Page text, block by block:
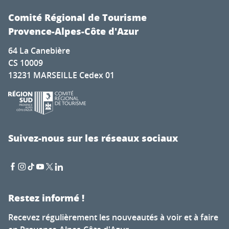
Comité Régional de Tourisme
Provence-Alpes-Côte d'Azur
64 La Canebière
CS 10009
13231 MARSEILLE Cedex 01
Suivez-nous sur les réseaux sociaux
Restez informé !
Recevez régulièrement les nouveautés à voir et à faire